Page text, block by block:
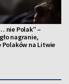
nie Polak” –
nagranie,
Polaków na Litwie